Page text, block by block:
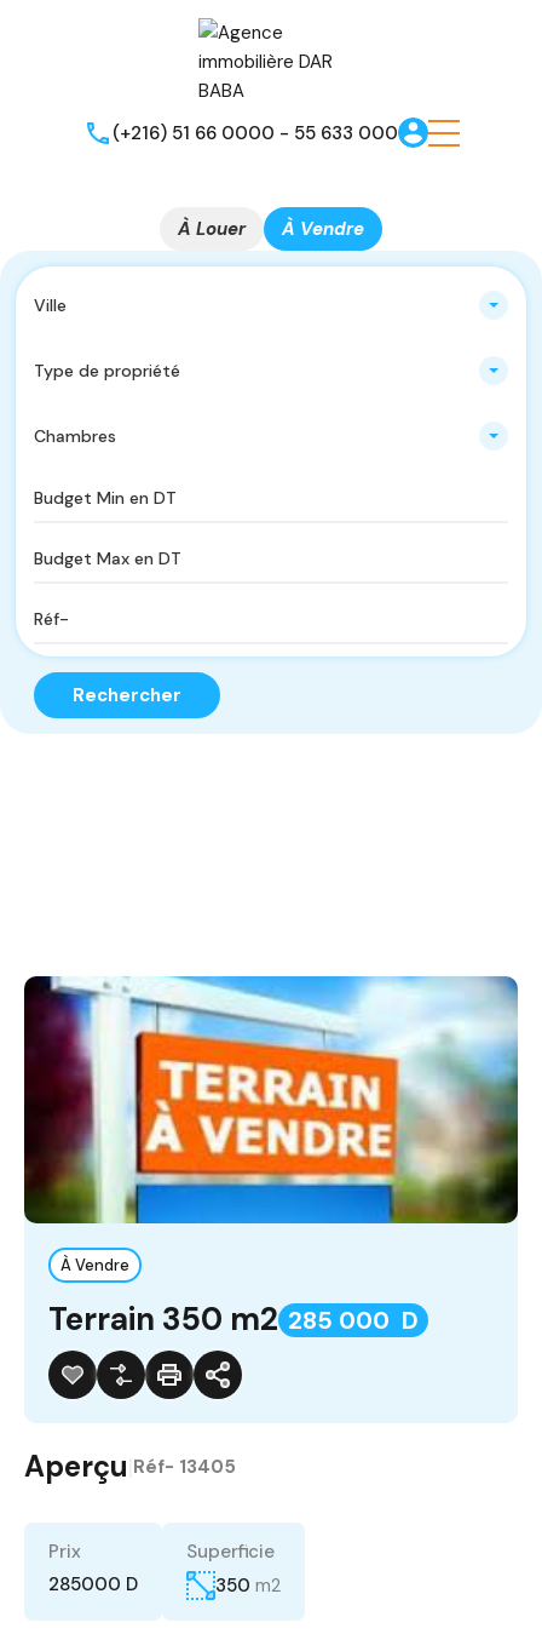
(+216) 51 66 0000 - 55 633 000
À Louer À Vendre
Ville
Type de propriété
Chambres
Rechercher
À Vendre
Terrain 350 m2 285 000 D
Aperçu Réf- 13405
Prix
285000 D
Superficie
350 m2